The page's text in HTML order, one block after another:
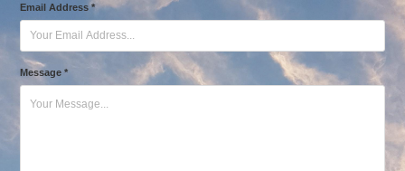
Email Address *
Message *